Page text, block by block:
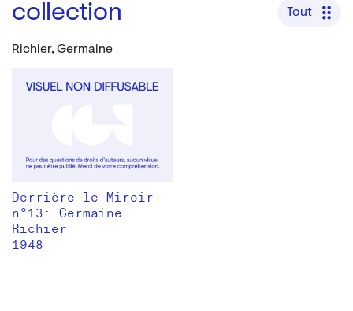
collection
Tout
Richier, Germaine
Derrière le Miroir
n°13: Germaine
Richier
1948